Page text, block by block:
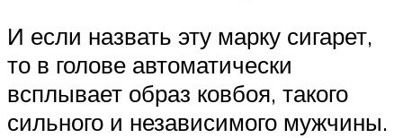
И если назвать эту марку сигарет,
то в голове автоматически
всплывает образ ковбоя, такого
сильного и независимого мужчины.